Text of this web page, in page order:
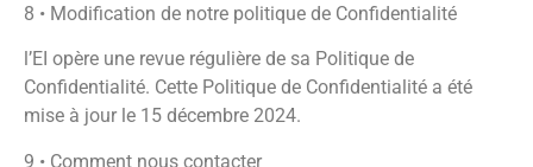
8 • Modification de notre politique de Confidentialité
l’EI opère une revue régulière de sa Politique de
Confidentialité. Cette Politique de Confidentialité a été
mise à jour le 15 décembre 2024.
9 • Comment nous contacter